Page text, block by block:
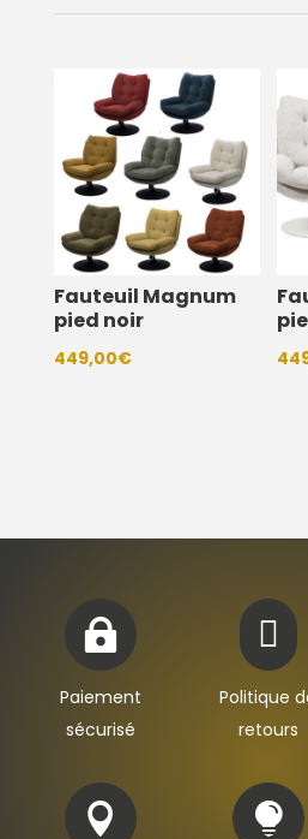
Fauteuil Magnum
pied noir
449,00€

Paiement
sécurisé

Politique
retours
 